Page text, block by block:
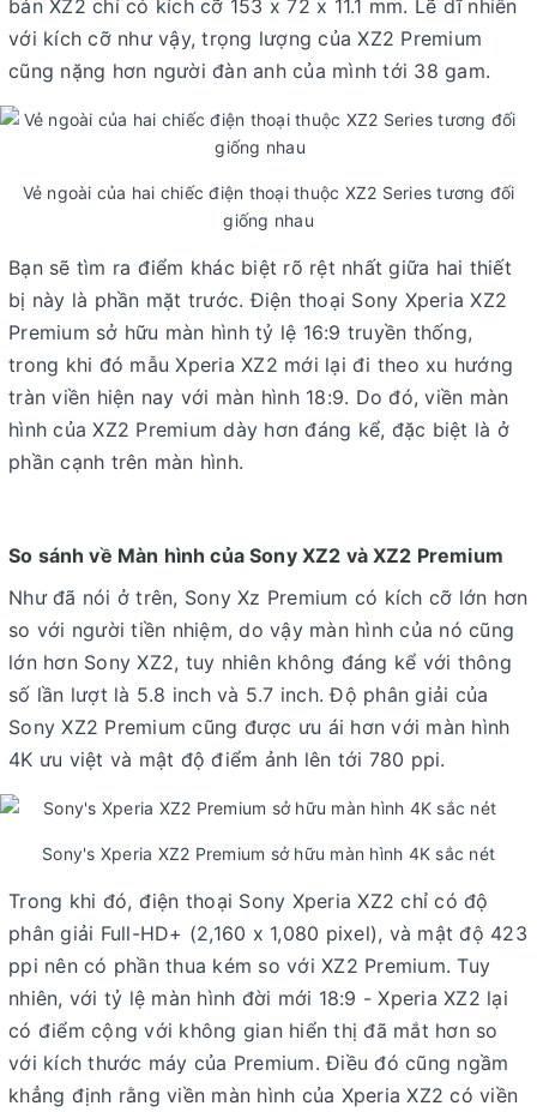
bản XZ2 chỉ có kích cỡ 153 x 72 x 11.1 mm. Lẽ dĩ nhiên
với kích cỡ như vậy, trọng lượng của XZ2 Premium
cũng nặng hơn người đàn anh của mình tới 38 gam.
Vẻ ngoài của hai chiếc điện thoại thuộc XZ2 Series tương đối
giống nhau
Bạn sẽ tìm ra điểm khác biệt rõ rệt nhất giữa hai thiết
bị này là phần mặt trước. Điện thoại Sony Xperia XZ2
Premium sở hữu màn hình tỷ lệ 16:9 truyền thống,
trong khi đó mẫu Xperia XZ2 mới lại đi theo xu hướng
tràn viền hiện nay với màn hình 18:9. Do đó, viền màn
hình của XZ2 Premium dày hơn đáng kể, đặc biệt là ở
phần cạnh trên màn hình.
So sánh về Màn hình của Sony XZ2 và XZ2 Premium
Như đã nói ở trên, Sony Xz Premium có kích cỡ lớn hơn
so với người tiền nhiệm, do vậy màn hình của nó cũng
lớn hơn Sony XZ2, tuy nhiên không đáng kể với thông
số lần lượt là 5.8 inch và 5.7 inch. Độ phân giải của
Sony XZ2 Premium cũng được ưu ái hơn với màn hình
4K ưu việt và mật độ điểm ảnh lên tới 780 ppi.
Sony's Xperia XZ2 Premium sở hữu màn hình 4K sắc nét
Trong khi đó, điện thoại Sony Xperia XZ2 chỉ có độ
phân giải Full-HD+ (2,160 x 1,080 pixel), và mật độ 423
ppi nên có phần thua kém so với XZ2 Premium. Tuy
nhiên, với tỷ lệ màn hình đời mới 18:9 - Xperia XZ2 lại
có điểm cộng với không gian hiển thị đã mắt hơn so
với kích thước máy của Premium. Điều đó cũng ngầm
khẳng định rằng viền màn hình của Xperia XZ2 có viền